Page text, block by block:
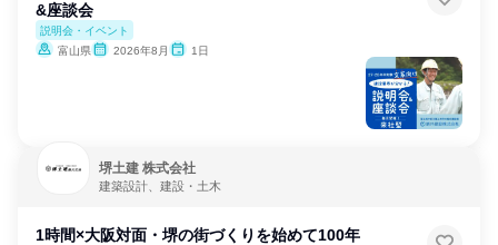
&座談会
説明会・イベント
富山県
2026年8月 1日
堺土建 株式会社
建築設計、建設・土木
1時間×大阪対面・堺の街づくりを始めて100年